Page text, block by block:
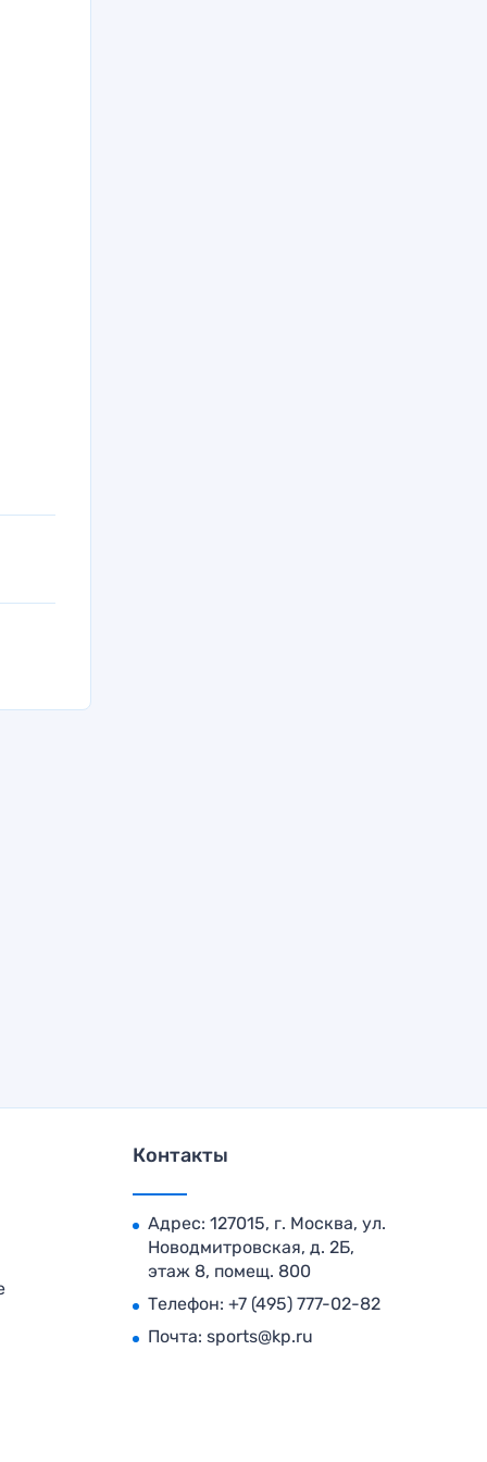
Контакты
Адрес: 127015, г. Москва, ул.
Новодмитровская, д. 2Б,
этаж 8, помещ. 800
Телефон: +7 (495) 777-02-82
Почта: sports@kp.ru